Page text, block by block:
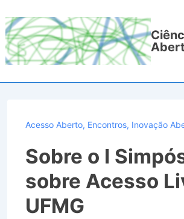
para
Acesso Aberto, Encontros, Inovação
Sobre o I
sobre Acesso
UFMG